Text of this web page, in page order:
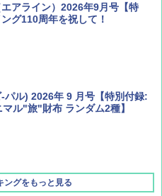
アライン）2026年9月号【特
グ110周年を祝して！
パル) 2026年 9 月号【特別付録:
ル"旅"財布 ランダム2種】
ングをもっと見る